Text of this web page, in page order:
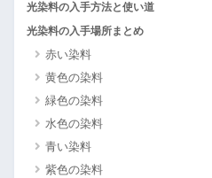
光染料の入手方法と使い道
光染料の入手場所まとめ
赤い染料
黄色の染料
緑色の染料
水色の染料
青い染料
紫色の染料